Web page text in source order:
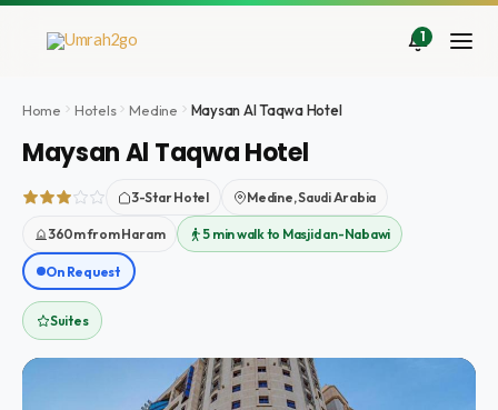
İçeriğe
1
Home Hotels Medine Maysan Al Taqwa Hotel
Maysan Al Taqwa Hotel
3-Star Hotel Medine, Saudi Arabia
360m from Haram 5 min walk to Masjid an-Nabawi
On Request
Suites